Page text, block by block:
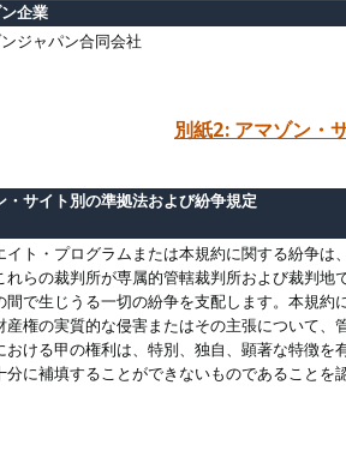
企業
ジャパン合同会社
別紙2: アマゾン・
・サイト別の準拠法および紛争規定
イト・プログラムまたは本規約に関する紛争
れらの裁判所が専属的管轄裁判所および裁判
間で生じうる一切の紛争を支配します。本規
産権の実質的な侵害またはその主張について
おける甲の権利は、特別、独自、顕著な特徴
分に補填することができないものであることを